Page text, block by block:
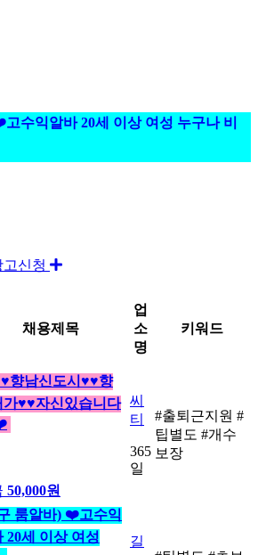
수익알바 20세 이상 여성 누구나 비
고신청
채용제목
업
소
명
키워드
향남신도시♥♥향
가♥♥자신있습니다
50,000원
씨
티
365
일
#출퇴근지원 #
팁별도 #개수
보장
룸알바) ❤️고수익
20세 이상 여성
길